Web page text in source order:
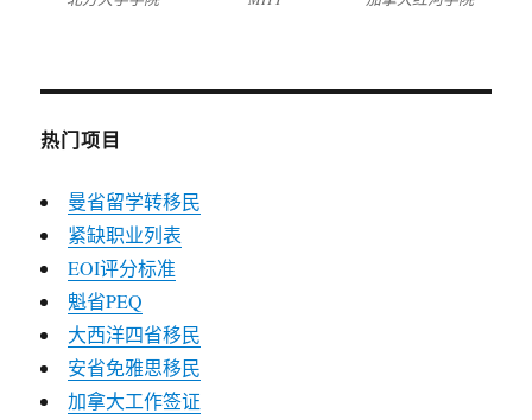
热门项目
曼省留学转移民
紧缺职业列表
EOI评分标准
魁省PEQ
大西洋四省移民
安省免雅思移民
加拿大工作签证